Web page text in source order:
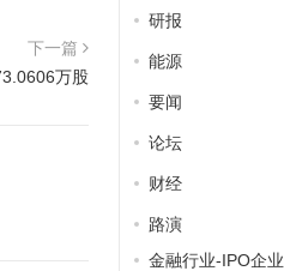
下一篇
万股
研报
能源
要闻
论坛
财经
路演
金融行业-IPO企业